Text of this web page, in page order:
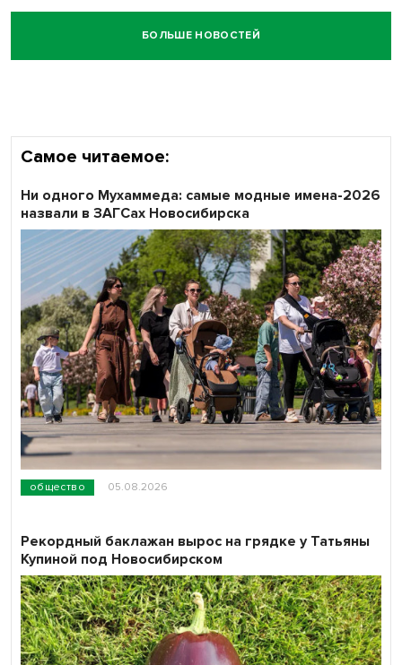
БОЛЬШЕ НОВОСТЕЙ
Самое читаемое:
общество 05.08.2026
Ни одного Мухаммеда: самые модные имена-2026
назвали в ЗАГСах Новосибирска
Рекордный баклажан вырос на грядке у Татьяны
Купиной под Новосибирском